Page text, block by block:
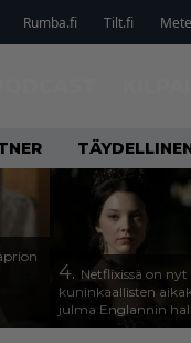
Rumba.fi Tilt.fi
4. Netflixissä on
kuninkaallisten
julma Englannin